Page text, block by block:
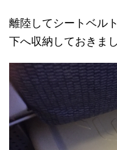
離陸してシートベル
下へ収納しておきまし